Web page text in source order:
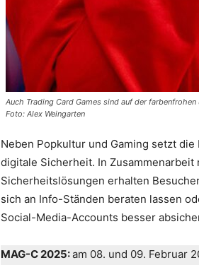
Auch Trading Card Games sind auf der
Foto: Alex Weingarten
Neben Popkultur und Gaming setzt
digitale Sicherheit. In
Sicherheitslösungen erhalten
sich an Info-Ständen beraten lassen
Social-Media-Accounts besser
MAG-C 2025:am 08. und 09. Februar